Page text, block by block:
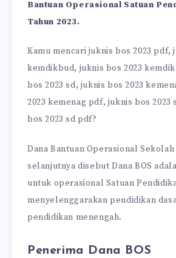
Bantuan Operasional Satuan
Tahun 2023.
Kamu mencari juknis bos 2023 pdf,
kemdikbud, juknis bos 2023
bos 2023 sd, juknis bos 2023
2023 kemenag pdf, juknis bos 2023
bos 2023 sd pdf?
Dana Bantuan Operasional Sekolah
selanjutnya disebut Dana BOS
untuk operasional Satuan
menyelenggarakan pendidikan
pendidikan menengah.
Penerima Dana BOS